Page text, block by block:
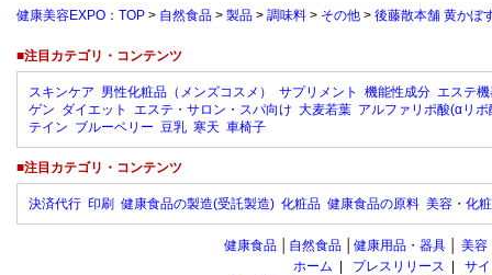
健康美容EXPO：TOP > 自然食品 > 製品 > 調味料 > その他 > 後藤散本舗 黄かぼ
■注目カテゴリ・コンテンツ
スキンケア 男性化粧品（メンズコスメ） サプリメント 機能性成分 エステ
ゲン ダイエット エステ・サロン・スパ向け 大麦若葉 アルファリポ酸(αリポ
テイン ブルーベリー 豆乳 寒天 車椅子
■注目カテゴリ・コンテンツ
決済代行 印刷 健康食品の製造(受託製造) 化粧品 健康食品の原料 美容・化
健康食品 自然食品 健康用品・器具 美容
ホーム
プレスリリース
サ